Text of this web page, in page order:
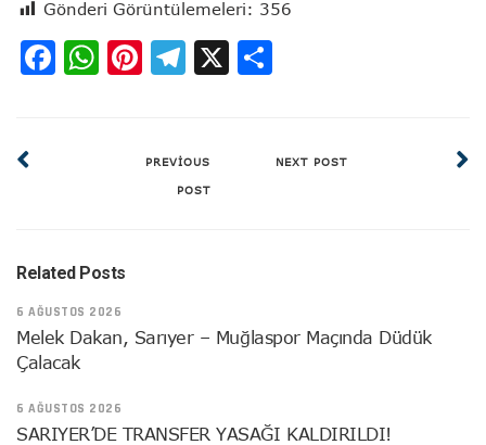
Gönderi Görüntülemeleri: 356
Facebook
WhatsApp
Pinterest
Telegram
X
PREVIOUS
POST
NEXT POST
Related Posts
6 AĞUSTOS 2026
Melek Dakan, Sarıyer – Muğlaspor Maçında Düdük
Çalacak
6 AĞUSTOS 2026
SARIYER’DE TRANSFER YASAĞI KALDIRILDI!